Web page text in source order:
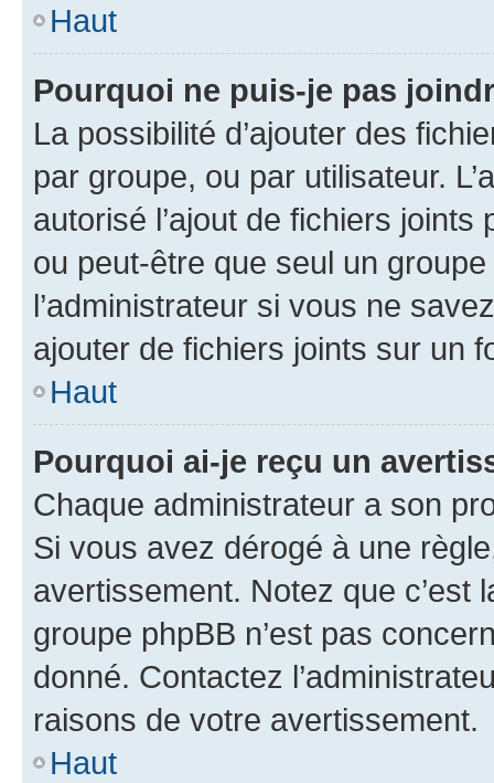
Haut
Pourquoi ne puis-je pas
La possibilité d’ajouter des
par groupe, ou par utilisateur.
autorisé l’ajout de fichiers
ou peut-être que seul un
l’administrateur si vous ne
ajouter de fichiers joints sur un
Haut
Pourquoi ai-je reçu un
Chaque administrateur a son
Si vous avez dérogé à une
avertissement. Notez que c’est
groupe phpBB n’est pas
donné. Contactez
raisons de votre avertissement.
Haut